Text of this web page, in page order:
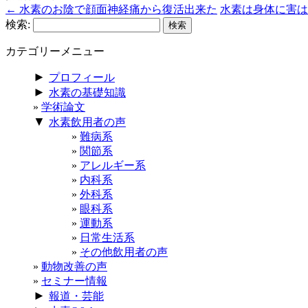
← 水素のお陰で顔面神経痛から復活出来た 水素は身体に害
検索:
カテゴリーメニュー
► プロフィール
► 水素の基礎知識
学術論文
▼ 水素飲用者の声
難病系
関節系
アレルギー系
内科系
外科系
眼科系
運動系
日常生活系
その他飲用者の声
動物改善の声
セミナー情報
► 報道・芸能